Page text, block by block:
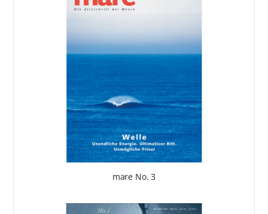
mare No. 3